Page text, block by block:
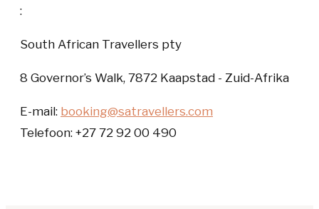
:
South African Travellers pty
8 Governor’s Walk, 7872 Kaapstad - Zuid-Afrika
E-mail: booking@satravellers.com
Telefoon: +27 72 92 00 490